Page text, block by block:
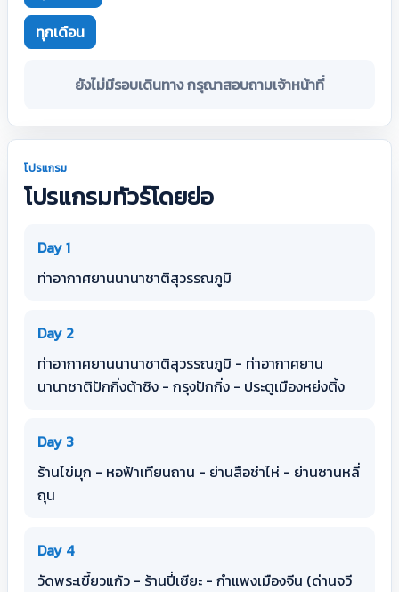
ทุกเดือน
ยังไม่มีรอบเดินทาง กรุณาสอบถามเจ้าหน้าที่
โปรแกรม
โปรแกรมทัวร์โดยย่อ
Day 1
ท่าอากาศยานนานาชาติสุวรรณภูมิ
Day 2
ท่าอากาศยานนานาชาติสุวรรณภูมิ - ท่าอากาศยาน
นานาชาติปักกิ่งต้าซิง - กรุงปักกิ่ง - ประตูเมืองหย่งติ้ง
Day 3
ร้านไข่มุก - หอฟ้าเทียนถาน - ย่านสือช่าไห่ - ย่านซานหลี่
ถุน
Day 4
วัดพระเขี้ยวแก้ว - ร้านปี่เซียะ - กำแพงเมืองจีน (ด่านจวี